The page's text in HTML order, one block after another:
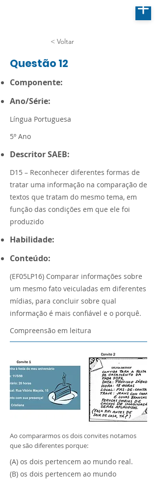
< Voltar
Questão 12
Componente:
Ano/Série:
Língua Portuguesa
5º Ano
Descritor SAEB:
D15 – Reconhecer diferentes formas de
tratar uma informação na comparação de
textos que tratam do mesmo tema, em
função das condições em que ele foi
produzido
Habilidade:
Conteúdo:
(EF05LP16) Comparar informações sobre
um mesmo fato veiculadas em diferentes
mídias, para concluir sobre qual
informação é mais confiável e o porquê.
Compreensão em leitura
Ao compararmos os dois convites notamos
que são diferentes porque:
(A) os dois pertencem ao mundo real.
(B) os dois pertencem ao mundo